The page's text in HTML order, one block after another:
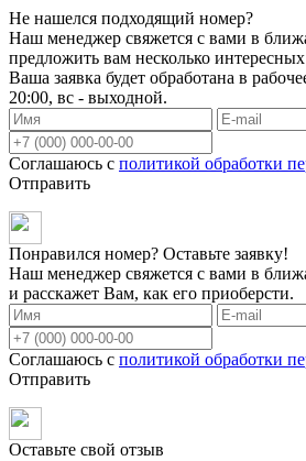
Не нашелся подходящий номер?
Наш менеджер свяжется с вами в
предложить вам несколько
Ваша заявка будет обработана в
20:00, вс - выходной.
Соглашаюсь с политикой обработки
Отправить
Понравился номер? Оставьте заявку!
Наш менеджер свяжется с вами в
и расскажет Вам, как его приоберсти.
Соглашаюсь с политикой обработки
Отправить
Оставьте свой отзыв